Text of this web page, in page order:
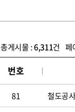
총게시물 :6,311건 페
번호
81 철도공